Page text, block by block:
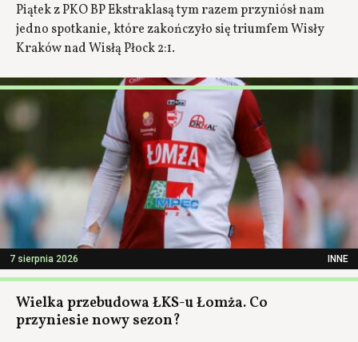
Piątek z PKO BP Ekstraklasą tym razem przyniósł nam
jedno spotkanie, które zakończyło się triumfem Wisły
Kraków nad Wisłą Płock 2:1.
7 sierpnia 2026 INNE
Wielka przebudowa ŁKS-u Łomża. Co
przyniesie nowy sezon?